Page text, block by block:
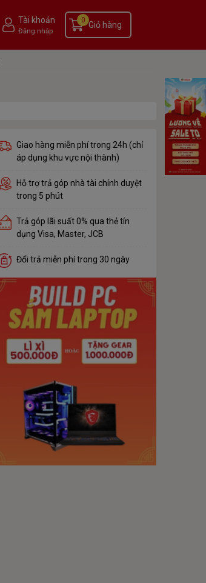
Tài khoản
Đăng nhập
Giỏ hàng
0
Giao hàng miễn phí trong 24h (chỉ
áp dụng khu vực nội thành)
Hỗ trợ trả góp nhà tài chính duyệt
trong 5 phút
Trả góp lãi suất 0% qua thẻ tín
dụng Visa, Master, JCB
Đổi trả miễn phí trong 30 ngày